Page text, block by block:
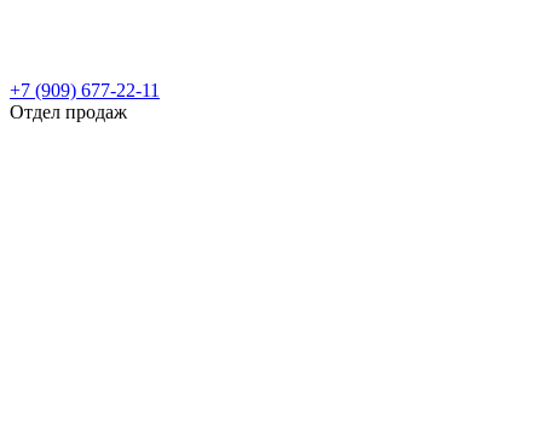
+7 (909) 677-22-11
Отдел продаж